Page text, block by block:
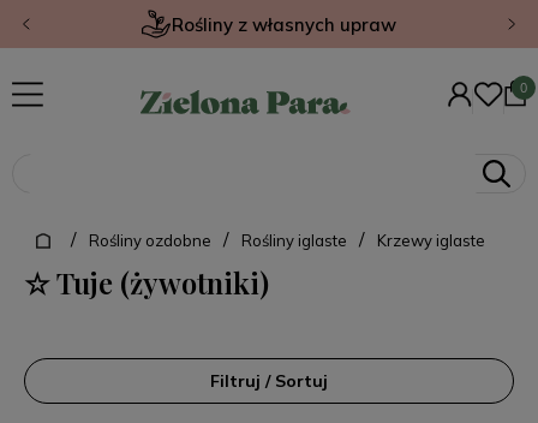
Rośliny z własnych upraw
/ Rośliny ozdobne / Rośliny iglaste / Krzewy iglaste
☆ Tuje (żywotniki)
Filtruj / Sortuj